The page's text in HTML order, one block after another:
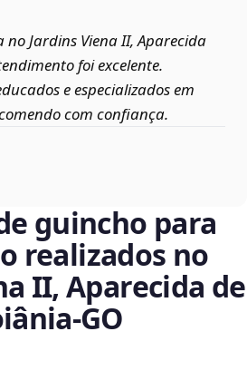
no Jardins Viena II, Aparecida
foi excelente.
e especializados em
com confiança.
guincho para
realizados no
II, Aparecida de